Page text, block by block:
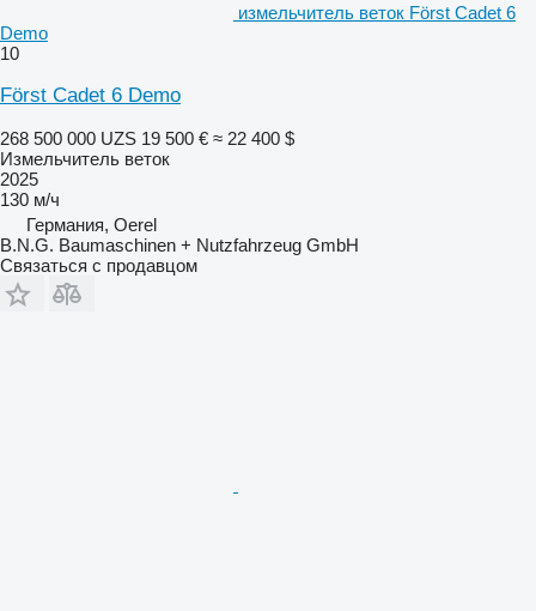
измельчитель веток Först Cadet 6
Demo
10
Först Cadet 6 Demo
268 500 000 UZS 19 500 € ≈ 22 400 $
Измельчитель веток
2025
130 м/ч
Германия, Oerel
B.N.G. Baumaschinen + Nutzfahrzeug GmbH
Связаться с продавцом